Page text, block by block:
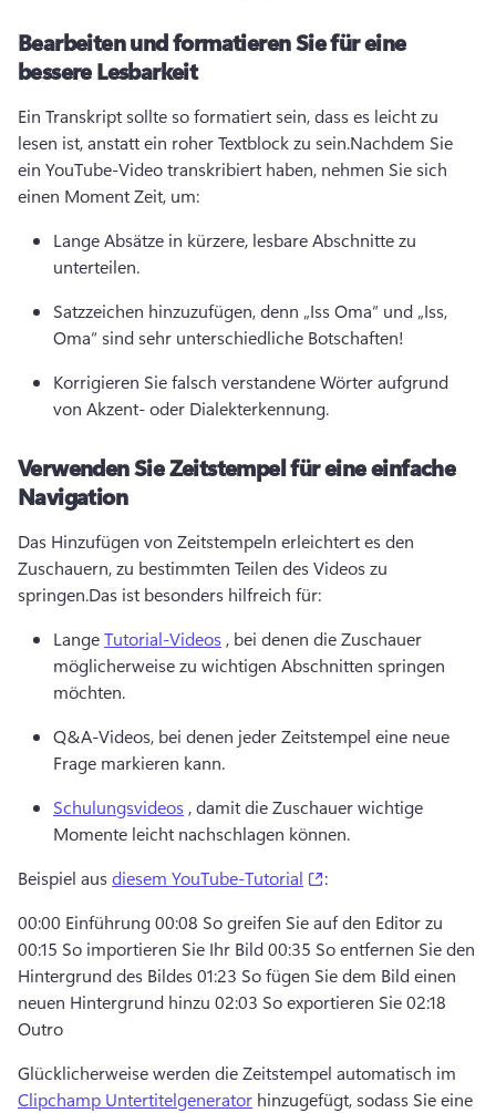
Bearbeiten und formatieren Sie für eine
bessere Lesbarkeit
Ein Transkript sollte so formatiert sein, dass es leicht zu
lesen ist, anstatt ein roher Textblock zu sein.Nachdem Sie
ein YouTube-Video transkribiert haben, nehmen Sie sich
einen Moment Zeit, um:
Lange Absätze in kürzere, lesbare Abschnitte zu
unterteilen.
Satzzeichen hinzuzufügen, denn „Iss Oma“ und „Iss,
Oma“ sind sehr unterschiedliche Botschaften!
Korrigieren Sie falsch verstandene Wörter aufgrund
von Akzent- oder Dialekterkennung.
Verwenden Sie Zeitstempel für eine einfache
Navigation
Das Hinzufügen von Zeitstempeln erleichtert es den
Zuschauern, zu bestimmten Teilen des Videos zu
springen.Das ist besonders hilfreich für:
Lange Tutorial-Videos , bei denen die Zuschauer
möglicherweise zu wichtigen Abschnitten springen
möchten.
Q&A-Videos, bei denen jeder Zeitstempel eine neue
Frage markieren kann.
Schulungsvideos , damit die Zuschauer wichtige
Momente leicht nachschlagen können.
Beispiel aus diesem YouTube-Tutorial (opens in a new tab)
:
00:00 Einführung 00:08 So greifen Sie auf den Editor zu
00:15 So importieren Sie Ihr Bild 00:35 So entfernen Sie den
Hintergrund des Bildes 01:23 So fügen Sie dem Bild einen
neuen Hintergrund hinzu 02:03 So exportieren Sie 02:18
Outro
Glücklicherweise werden die Zeitstempel automatisch im
Clipchamp Untertitelgenerator hinzugefügt, sodass Sie eine